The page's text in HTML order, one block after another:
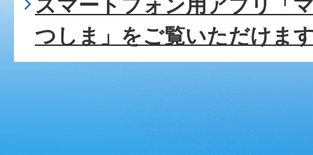
スマートフォン用アプリ「
つしま」をご覧いただけま